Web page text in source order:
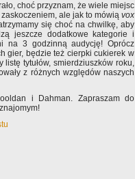
choć przyznam, że wiele miejsc
ale jak to mówią vox
się choć na chwilkę, aby
jeszcze dodatkowe kategorie i
na 3 godzinną audycję! Oprócz
gier, będzie też cierpki cukierek w
tytułów, smierdziuszków roku,
z różnych względów naszych
i Dahman. Zapraszam do